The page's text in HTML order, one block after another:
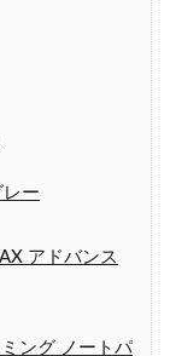
ー
アドバンス
ング ノートパ